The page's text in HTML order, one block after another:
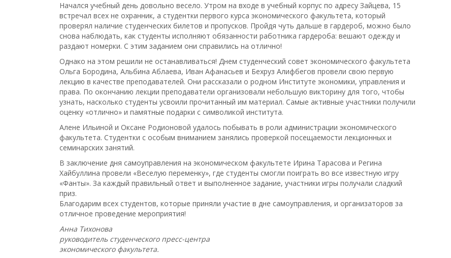
Начался учебный день довольно весело. Утром на входе в учебный корпус по адресу Зайцева, 15
встречал всех не охранник, а студентки первого курса экономического факультета, который
проверял наличие студенческих билетов и пропусков. Пройдя чуть дальше в гардероб, можно было
снова наблюдать, как студенты исполняют обязанности работника гардероба: вешают одежду и
раздают номерки. С этим заданием они справились на отлично!
Однако на этом решили не останавливаться! Днем студенческий совет экономического факультета
Ольга Бородина, Альбина Аблаева, Иван Афанасьев и Бехруз Алифбегов провели свою первую
лекцию в качестве преподавателей. Они рассказали о родном Институте экономики, управления и
права. По окончанию лекции преподаватели организовали небольшую викторину для того, чтобы
узнать, насколько студенты усвоили прочитанный им материал. Самые активные участники получили
оценку «отлично» и памятные подарки с символикой института.
Алене Ильиной и Оксане Родионовой удалось побывать в роли администрации экономического
факультета. Студентки с особым вниманием занялись проверкой посещаемости лекционных и
семинарских занятий.
В заключение дня самоуправления на экономическом факультете Ирина Тарасова и Регина
Хайбуллина провели «Веселую переменку», где студенты смогли поиграть во все известную игру
«Фанты». За каждый правильный ответ и выполненное задание, участники игры получали сладкий
приз.
Благодарим всех студентов, которые приняли участие в дне самоуправления, и организаторов за
отличное проведение мероприятия!
Анна Тихонова
руководитель студенческого пресс-центра
экономического факультета.